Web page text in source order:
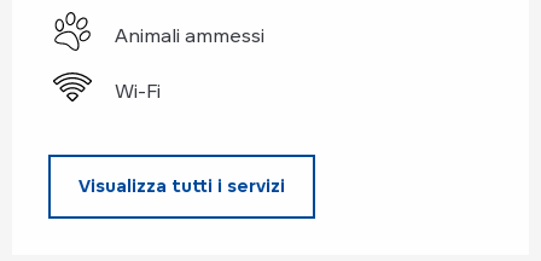
Animali ammessi
Wi-Fi
Visualizza tutti i servizi